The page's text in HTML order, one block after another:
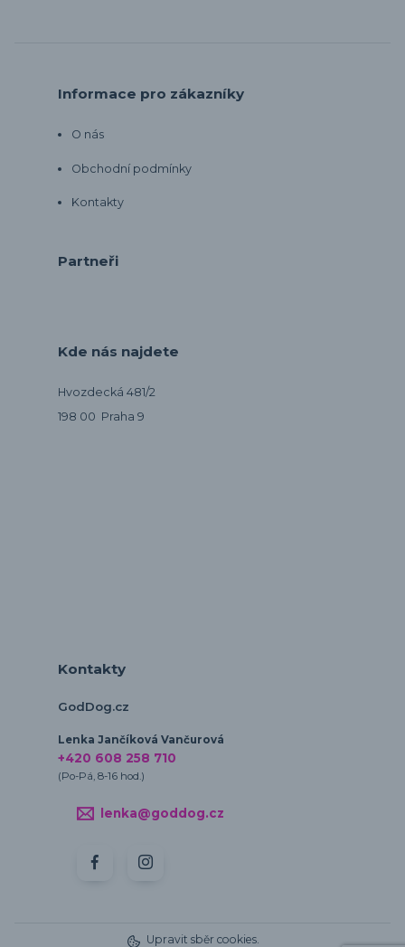
Informace pro zákazníky
O nás
Obchodní podmínky
Kontakty
Partneři
Kde nás najdete
Hvozdecká 481/2
198 00 Praha 9
Kontakty
GodDog.cz
Lenka Jančíková Vančurová
+420 608 258 710
(Po-Pá, 8-16 hod.)
lenka@goddog.cz
Upravit sběr cookies.